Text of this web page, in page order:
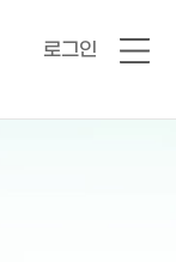
로그인
전